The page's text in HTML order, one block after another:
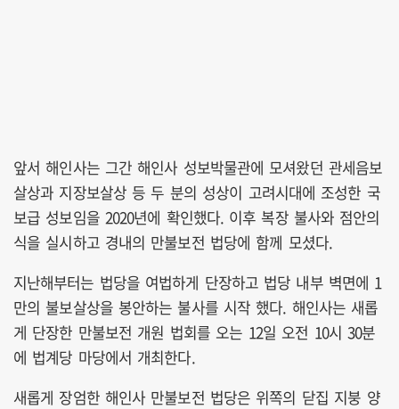
앞서 해인사는 그간 해인사 성보박물관에 모셔왔던 관세음보
살상과 지장보살상 등 두 분의 성상이 고려시대에 조성한 국
보급 성보임을 2020년에 확인했다. 이후 복장 불사와 점안의
식을 실시하고 경내의 만불보전 법당에 함께 모셨다.
지난해부터는 법당을 여법하게 단장하고 법당 내부 벽면에 1
만의 불보살상을 봉안하는 불사를 시작 했다. 해인사는 새롭
게 단장한 만불보전 개원 법회를 오는 12일 오전 10시 30분
에 법계당 마당에서 개최한다.
새롭게 장엄한 해인사 만불보전 법당은 위쪽의 닫집 지붕 양